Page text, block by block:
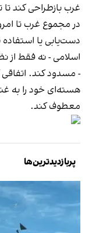
غرب بازطراحی کند
در مجموع غرب تا
دست‌یابی یا استفاده
اسلامی - نه‌ فقط از
- مسدود کند. اتفاقی
هسته‌ای خود را به
معطوف کند.
پربازدیدترین‌ها